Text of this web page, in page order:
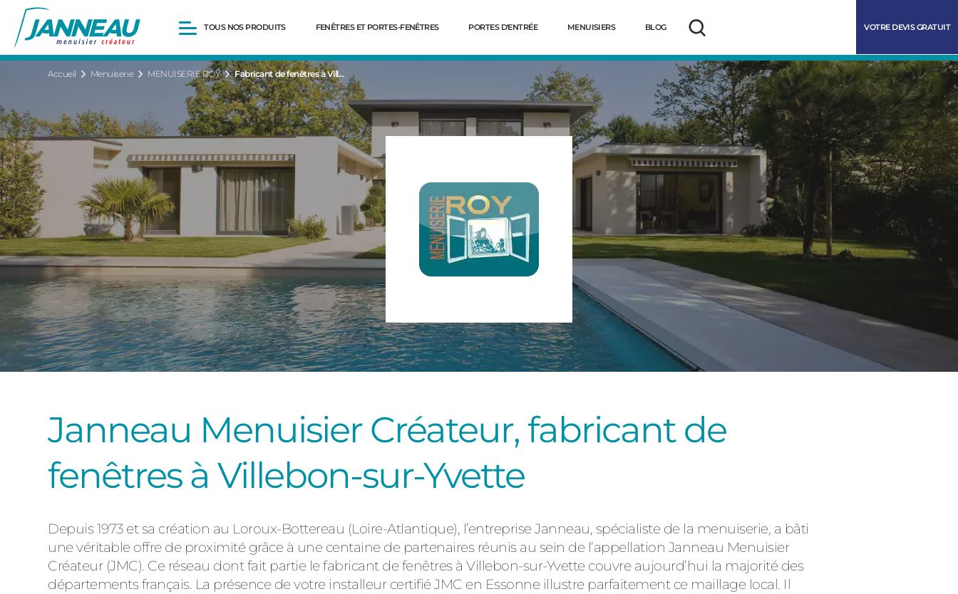
TOUS NOS PRODUITS
Portes d’entrée
Démarrer
Volets roulants
Portails et portillons
Carports
Clôtures
FENÊTRES ET PORTES-FENÊTRES PORTES D'ENTRÉE MENUISIERS BLOG
Rechercher
VOTRE DEVIS GRATUIT
Accueil Menuiserie MENUISERIE ROY Fabricant de fenêtres à Vill...
Janneau Menuisier Créateur, fabricant de
fenêtres à Villebon-sur-Yvette
Depuis 1973 et sa création au Loroux-Bottereau (Loire-Atlantique), l’entreprise Janneau, spécialiste de la menuiserie, a bâti
une véritable offre de proximité grâce à une centaine de partenaires réunis au sein de l’appellation Janneau Menuisier
Créateur (JMC). Ce réseau dont fait partie le fabricant de fenêtres à Villebon-sur-Yvette couvre aujourd’hui la majorité des
départements français. La présence de votre installeur certifié JMC en Essonne illustre parfaitement ce maillage local. Il